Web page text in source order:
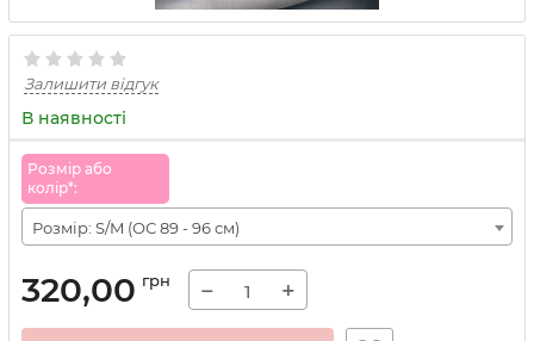
Залишити відгук
В наявності
Розмiр або
колiр*:
Розмір: S/M (ОС 89 - 96 см)
320,00 грн − +